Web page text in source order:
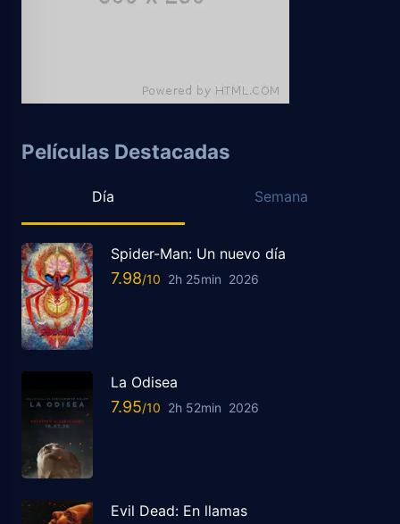
Películas Destacadas
Día Semana
Spider-Man: Un nuevo día
7.98 2h 25min 2026
La Odisea
7.95 2h 52min 2026
Evil Dead: En llamas